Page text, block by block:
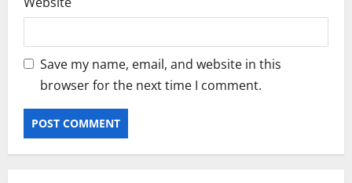
Save my name, email, and website in this
browser for the next time I comment.